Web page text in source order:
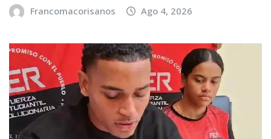
Francomacorisanos Ago 4, 2026